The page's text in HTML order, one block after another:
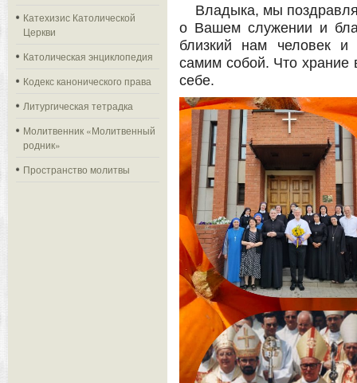
Катехизис Католической
Церкви
Католическая энциклопедия
Кодекс канонического права
Литургическая тетрадка
Молитвенник «Молитвенный
родник»
Пространство молитвы
Владыка, мы
о Вашем служении и
близкий нам человек и
самим собой. Что храние
себе.